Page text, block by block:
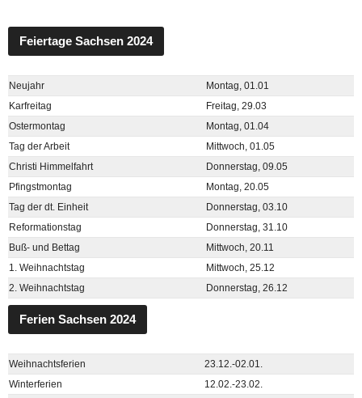
Feiertage Sachsen 2024
Neujahr
Montag, 01.01
Karfreitag
Freitag, 29.03
Ostermontag
Montag, 01.04
Tag der Arbeit
Mittwoch, 01.05
Christi Himmelfahrt
Donnerstag, 09.05
Pfingstmontag
Montag, 20.05
Tag der dt. Einheit
Donnerstag, 03.10
Reformationstag
Donnerstag, 31.10
Buß- und Bettag
Mittwoch, 20.11
1. Weihnachtstag
Mittwoch, 25.12
2. Weihnachtstag
Donnerstag, 26.12
Ferien Sachsen 2024
Weihnachtsferien
23.12.-02.01.
Winterferien
12.02.-23.02.